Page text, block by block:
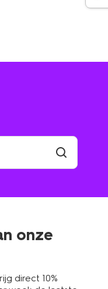
onze
direct 10%